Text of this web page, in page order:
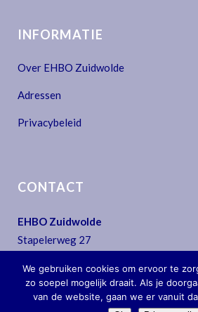
INFORMATIE
Over EHBO Zuidwolde
Adressen
Privacybeleid
CONTACT
EHBO Zuidwolde
Stapelerweg 27
T:0522 - 44 30 07
secretariaat@ehbo-zuidwolde.nl
We gebruiken cookies om ervoor te
zo soepel mogelijk draait. Als je
van de website, gaan we er vanuit